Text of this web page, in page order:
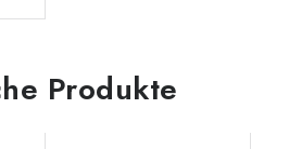
Produkte